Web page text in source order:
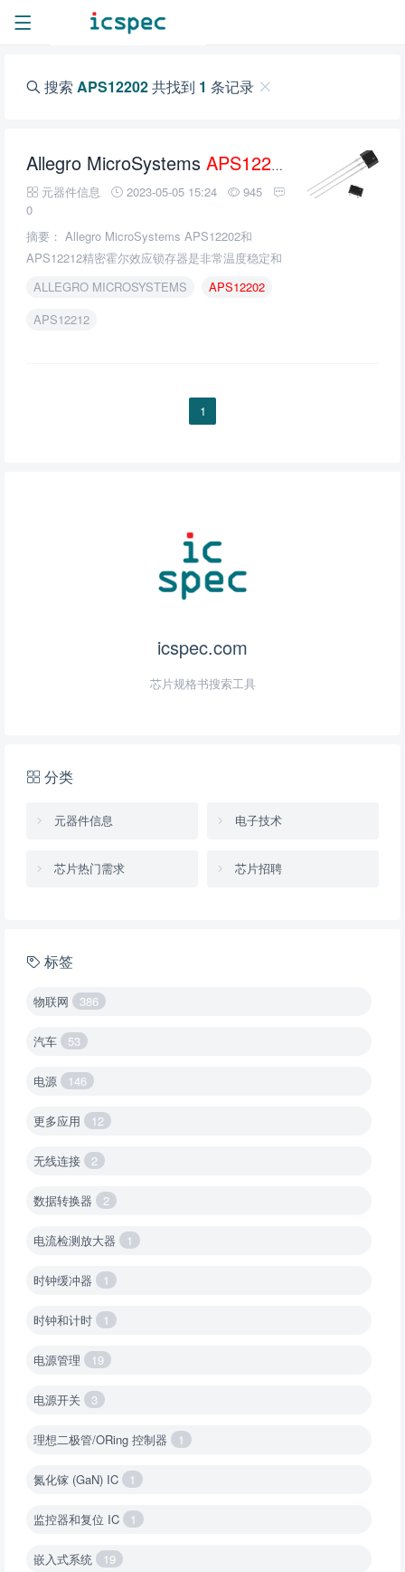
搜索 APS12202共找到 1 条记录
Allegro MicroSystems APS12202 和
元器件信息 2023-05-05 15:24
945
0
摘要： Allegro MicroSystems APS12202和
APS12212精密霍尔效应锁存器是非常温度稳定和
抗应力的传感器ic，非常适合在扩展温度范围(高达
ALLEGRO MICROSYSTEMS
APS12202
APS12212
1
icspec.com
芯片规格书搜索工具
分类
元器件信息 电子技术
芯片热门需求 芯片招聘
标签
物联网 386
汽车 53
电源 146
更多应用 12
无线连接 2
数据转换器 2
电流检测放大器 1
时钟缓冲器 1
时钟和计时 1
电源管理 19
电源开关 3
理想二极管/ORing 控制器 1
氮化镓 (GaN) IC 1
监控器和复位 IC 1
嵌入式系统 19